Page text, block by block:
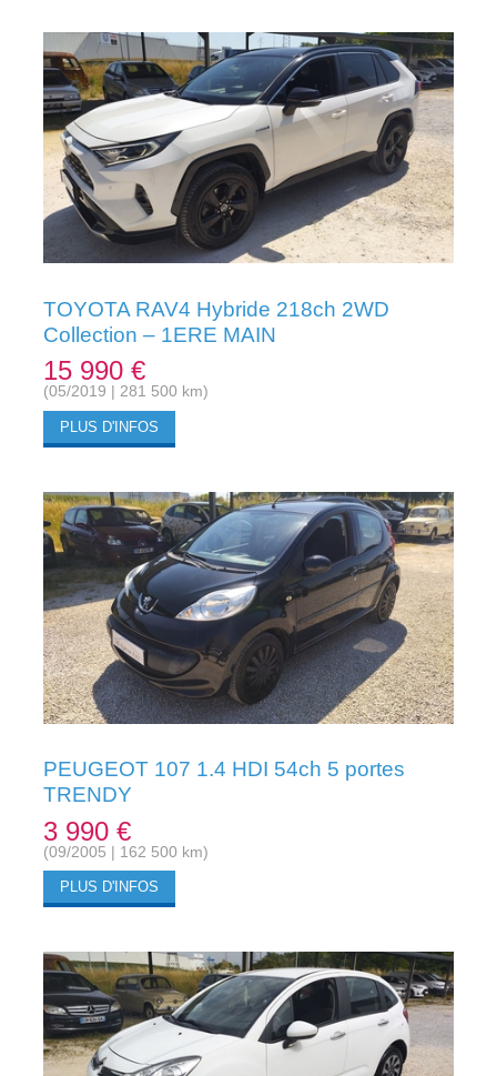
TOYOTA RAV4 Hybride 218ch 2WD
Collection – 1ERE MAIN
15 990 €
(05/2019 | 281 500 km)
PLUS D'INFOS
PEUGEOT 107 1.4 HDI 54ch 5 portes
TRENDY
3 990 €
(09/2005 | 162 500 km)
PLUS D'INFOS